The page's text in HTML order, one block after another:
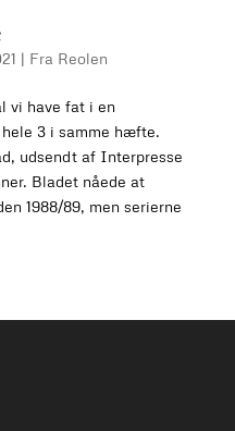
| Fra Reolen
vi have fat i en
3 i samme hæfte.
udsendt af Interpresse
Bladet nåede at
1988/89, men serierne